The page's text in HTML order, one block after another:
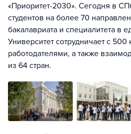
«Приоритет-2030». Сегодня в
студентов на более 70
бакалавриата и специалитета в
Университет сотрудничает с
работодателями, а также
из 64 стран.